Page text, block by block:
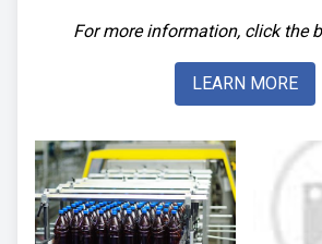
For more information, click the
LEARN MORE